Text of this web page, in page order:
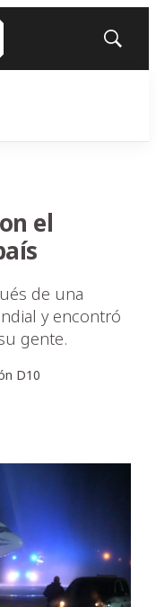
Mostrar
el
de una
y encontró
gente.
D10